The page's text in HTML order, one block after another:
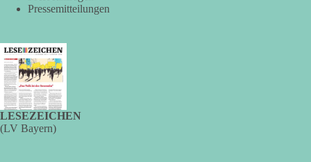
Strommangellage vor. Große Industrieunternehmen sollen im
bezeichnet dies als Vorsorge für außergewöhnliche
Krisensituationen. Das Vorhaben war bis zur Veröffentlichung
von Apollo kaum bekannt.
🟩🟩🟦🟦🟥🟥🟧🟧
Pressemitteilungen
LESEZEICHEN
(LV Bayern)